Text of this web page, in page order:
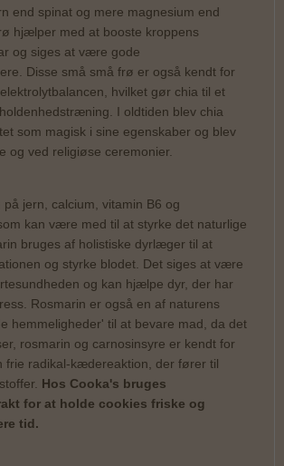
end spinat og mere magnesium end
hjælper med at booste kroppens
og siges at være gode
Disse små små frø er også kendt for
hvilket gør chia til et
I oldtiden blev chia
som magisk i sine egenskaber og blev
og ved religiøse ceremonier.
på jern, calcium, vitamin B6 og
kan være med til at styrke det naturlige
bruges af holistiske dyrlæger til at
og styrke blodet. Det siges at være
og kan hjælpe dyr, der har
Rosmarin er også en af ​​naturens
hemmeligheder' til at bevare mad, da det
rosmarin og carnosinsyre er kendt for
frie radikal-kædereaktion, der fører til
Hos Cooka's bruges
for at holde cookies friske og
tid.